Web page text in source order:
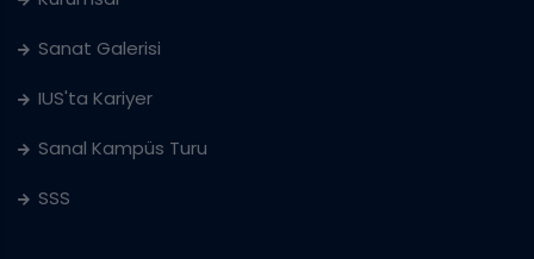
Sanat Galerisi
IUS'ta Kariyer
Sanal Kampüs Turu
SSS